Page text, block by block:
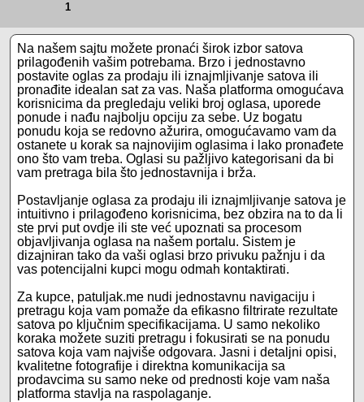
1
Na našem sajtu možete pronaći širok izbor satova
prilagođenih vašim potrebama. Brzo i jednostavno
postavite oglas za prodaju ili iznajmljivanje satova ili
pronađite idealan sat za vas. Naša platforma omogućava
korisnicima da pregledaju veliki broj oglasa, uporede
ponude i nađu najbolju opciju za sebe. Uz bogatu
ponudu koja se redovno ažurira, omogućavamo vam da
ostanete u korak sa najnovijim oglasima i lako pronađete
ono što vam treba. Oglasi su pažljivo kategorisani da bi
vam pretraga bila što jednostavnija i brža.
Postavljanje oglasa za prodaju ili iznajmljivanje satova je
intuitivno i prilagođeno korisnicima, bez obzira na to da li
ste prvi put ovdje ili ste već upoznati sa procesom
objavljivanja oglasa na našem portalu. Sistem je
dizajniran tako da vaši oglasi brzo privuku pažnju i da
vas potencijalni kupci mogu odmah kontaktirati.
Za kupce, patuljak.me nudi jednostavnu navigaciju i
pretragu koja vam pomaže da efikasno filtrirate rezultate
satova po ključnim specifikacijama. U samo nekoliko
koraka možete suziti pretragu i fokusirati se na ponudu
satova koja vam najviše odgovara. Jasni i detaljni opisi,
kvalitetne fotografije i direktna komunikacija sa
prodavcima su samo neke od prednosti koje vam naša
platforma stavlja na raspolaganje.